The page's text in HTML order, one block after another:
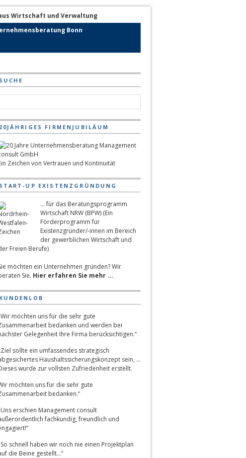
Bonn
SUCHE
20JÄHRIGES FIRMENJUBILÄUM
Zeichen von Vertrauen und Kontinuität
START-UP EXISTENZGRÜNDUNG
... für das Beratungsprogramm
Wirtschaft NRW (BPW) (Ein
Förderprogramm für
Existenzgründer/-innen im Bereich
der gewerblichen Wirtschaft und
Freien Berufe)
möchten ein Unternehmen gründen? Wir
Sie. Hier erfahren Sie mehr ...
KUNDENLOB
möchten uns für die sehr gute
bedanken und werden bei
Gelegenheit Ihre Firma berücksichtigen.“
sollte ein umfassendes strategisch
Haushaltssicherungskonzept sein, …
wurde zur vollsten Zufriedenheit erstellt.
möchten uns für die sehr gute
bedanken.“
erschien Management consult
fachkundig, freundlich und
schnell haben wir noch nie einen Projektplan
die Beine gestellt…“